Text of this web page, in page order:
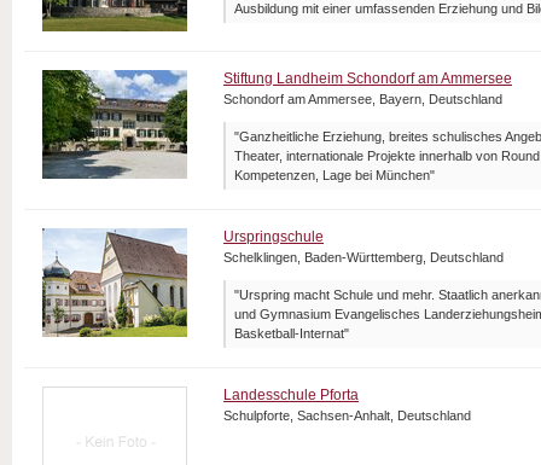
Ausbildung mit einer umfassenden Erziehung und
Stiftung Landheim Schondorf am Ammersee
Schondorf am Ammersee, Bayern, Deutschland
"Ganzheitliche Erziehung, breites schulisches
Theater, internationale Projekte innerhalb von
Kompetenzen, Lage bei München"
Urspringschule
Schelklingen, Baden-Württemberg, Deutschland
"Urspring macht Schule und mehr. Staatlich
und Gymnasium Evangelisches
Basketball-Internat"
Landesschule Pforta
Schulpforte, Sachsen-Anhalt, Deutschland